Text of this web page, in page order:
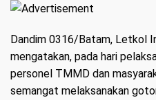
Dandim 0316/Batam, Letkol
mengatakan, pada hari
personel TMMD dan
semangat melaksanakan